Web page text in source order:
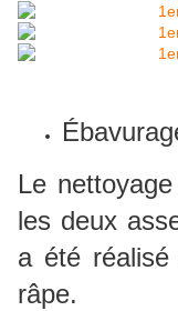
Le
les deux
a été
râpe.